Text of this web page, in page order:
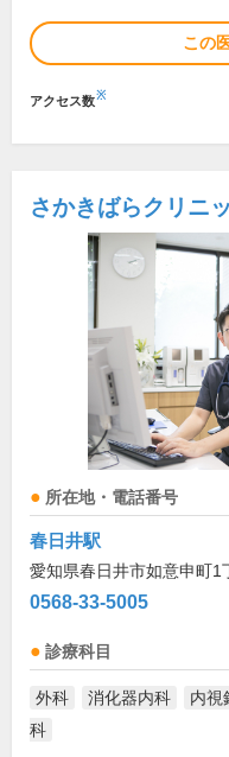
この
アクセス数※
さかきばらクリニ
所在地・電話番号
春日井駅
愛知県春日井市如意申町1
0568-33-5005
診療科目
外科 消化器内科 内視
科